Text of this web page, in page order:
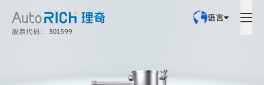
股票代码： 301599
语言